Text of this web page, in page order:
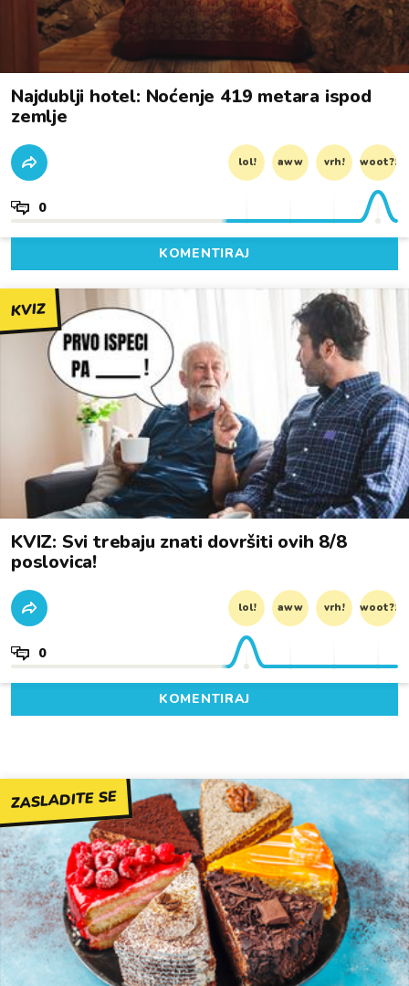
Najdublji hotel: Noćenje 419 metara ispod
zemlje
lol! aww vrh! woot?!
0
KOMENTIRAJ
KVIZ
KVIZ: Svi trebaju znati dovršiti ovih 8/8
poslovica!
lol! aww vrh! woot?!
0
KOMENTIRAJ
ZASLADITE SE